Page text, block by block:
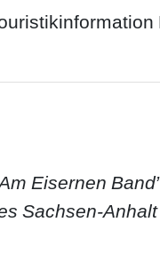
Eisernen
Sachsen-Anhalt